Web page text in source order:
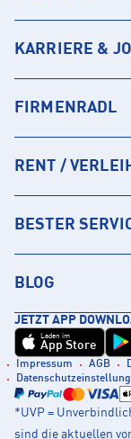
KARRIERE &
FIRMENRADL
RENT /
BESTER
BLOG
JETZT APP
Laden im
App Store
Impressum AGB
*UVP =
sind die aktuellen